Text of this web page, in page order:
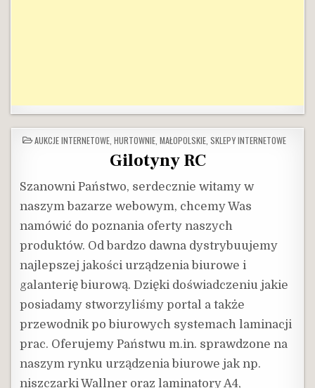
POSTED
IN
AUKCJE INTERNETOWE, HURTOWNIE, MAŁOPOLSKIE, SKLEPY INTERNETOWE
Gilotyny RC
Szanowni Państwo, serdecznie witamy w
naszym bazarze webowym, chcemy Was
namówić do poznania oferty naszych
produktów. Od bardzo dawna dystrybuujemy
najlepszej jakości urządzenia biurowe i
galanterię biurową. Dzięki doświadczeniu jakie
posiadamy stworzyliśmy portal a także
przewodnik po biurowych systemach laminacji
prac. Oferujemy Państwu m.in. sprawdzone na
naszym rynku urządzenia biurowe jak np.
niszczarki Wallner oraz laminatory A4,